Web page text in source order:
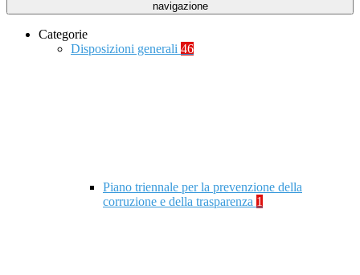
navigazione
Categorie
Disposizioni generali 46
Piano triennale per la prevenzione della
corruzione e della trasparenza 1